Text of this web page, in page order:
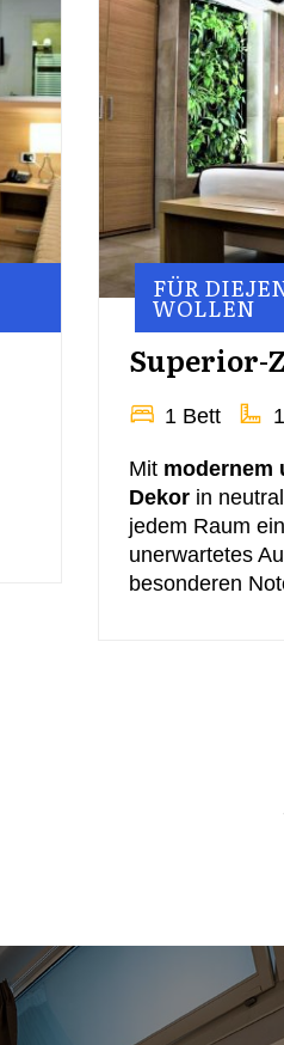
Superior-
1 Bett
Mit modernem
Dekor in
jedem Raum
unerwartetes
besonderen
FÜR
WOLLEN